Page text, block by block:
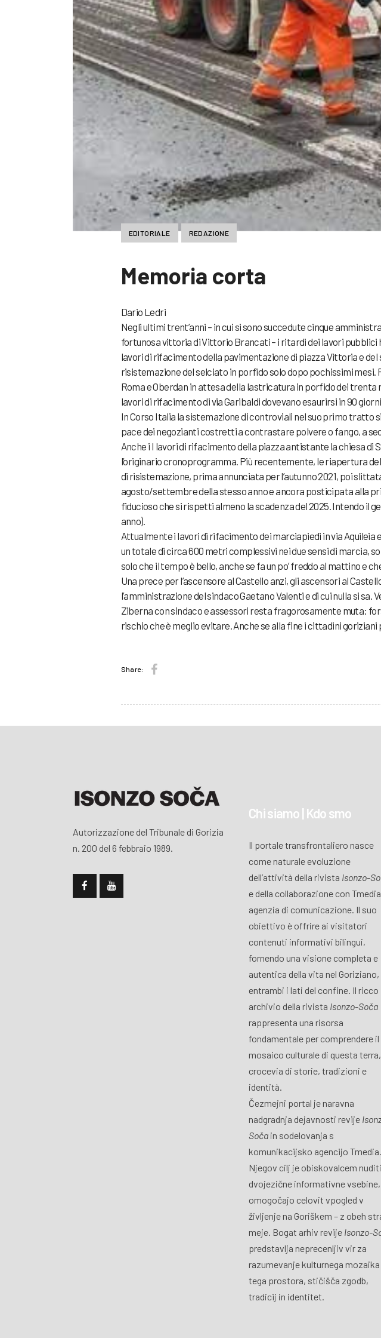
EDITORIALE REDAZIONE
Memoria corta
Dario Ledri
Negli ultimi trent’anni – in cui si sono succedute cinque
fortunosa vittoria di Vittorio Brancati – i ritardi dei lavori pubblici
lavori di rifacimento della pavimentazione di piazza Vittoria e
risistemazione del selciato in porfido solo dopo pochissimi mesi.
Roma e Oberdan in attesa della lastricatura in porfido dei trenta
lavori di rifacimento di via Garibaldi dovevano esaurirsi in 90
In Corso Italia la sistemazione di controviali nel suo primo tratto
pace dei negozianti costretti a contrastare polvere o fango, a
Anche i I lavori di rifacimento della piazza antistante la chiesa di
l’originario cronoprogramma. Più recentemente, le riapertura
di risistemazione, prima annunciata per l’autunno 2021, poi
agosto/settembre della stesso anno e ancora posticipata alla
fiducioso che si rispetti almeno la scadenza del 2025. Intendo il
anno).
Attualmente i lavori di rifacimento dei marciapiedi in via Aquileia
un totale di circa 600 metri complessivi nei due sensi di marcia,
solo che il tempo è bello, anche se fa un po’ freddo al mattino e
Una prece per l’ascensore al Castello anzi, gli ascensori al
l’amministrazione del sindaco Gaetano Valenti e di cui nulla si
Ziberna con sindaco e assessori resta fragorosamente muta:
rischio che è meglio evitare. Anche se alla fine i cittadini
Share:
Autorizzazione del Tribunale di Gorizia
n. 200 del 6 febbraio 1989.
Chi siamo | Kdo smo
Il portale transfrontaliero nasce
come naturale evoluzione
dell’attività della rivista Isonzo-
e della collaborazione con
agenzia di comunicazione. Il suo
obiettivo è offrire ai visitatori
contenuti informativi bilingui,
fornendo una visione completa e
autentica della vita nel Goriziano,
entrambi i lati del confine. Il ricco
archivio della rivista Isonzo-Soča
rappresenta una risorsa
fondamentale per comprendere il
mosaico culturale di questa terra,
crocevia di storie, tradizioni e
identità.
Čezmejni portal je naravna
nadgradnja dejavnosti revije
Soča in sodelovanja s
komunikacijsko agencijo Tmedia.
Njegov cilj je obiskovalcem nuditi
dvojezične informativne
omogočajo celovit vpogled v
življenje na Goriškem – z obeh
meje. Bogat arhiv revije Isonzo-
predstavlja neprecenljiv vir za
razumevanje kulturnega mozaika
tega prostora, stičišča zgodb,
tradicij in identitet.